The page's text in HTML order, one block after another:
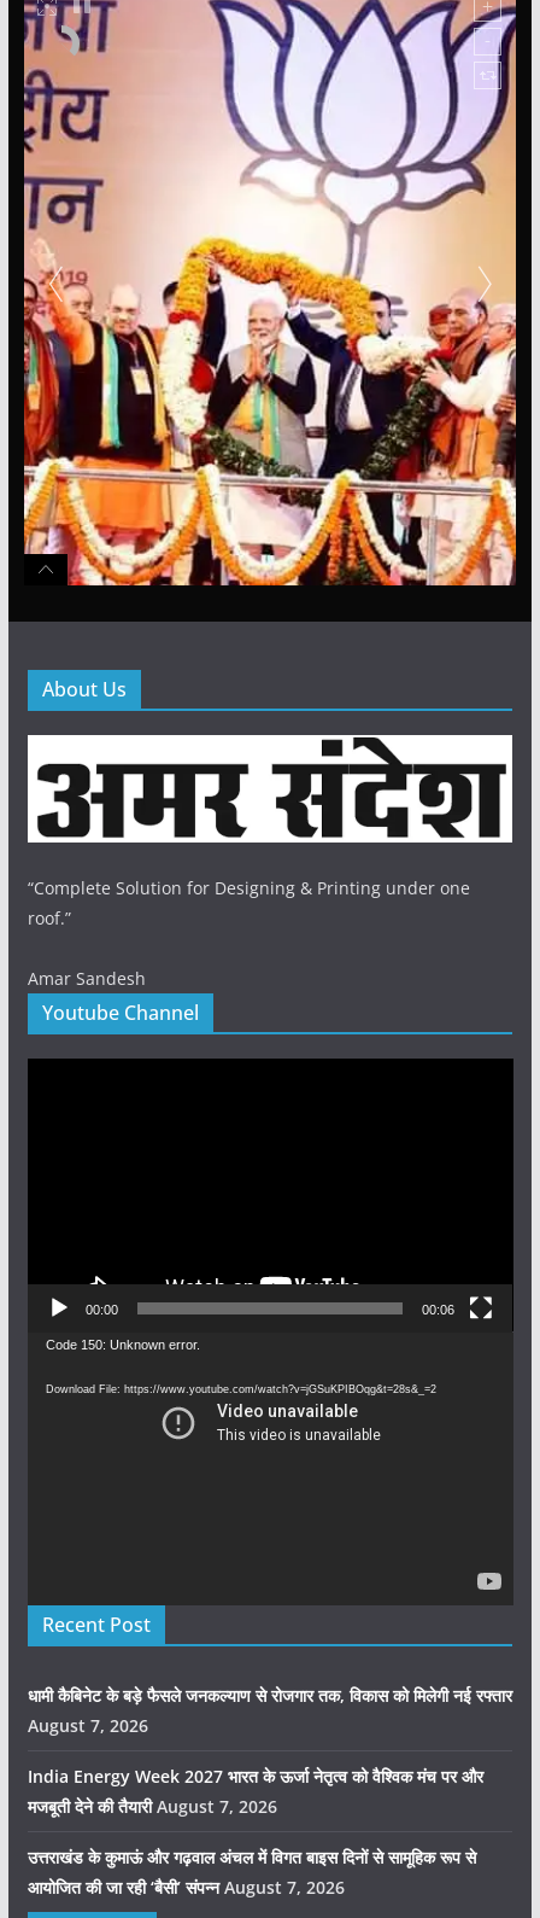
About Us
“Complete Solution for Designing & Printing under one
roof.”
Amar Sandesh
Youtube Channel
00:00 00:06
Video
Code 150: Unknown error.
Download File: https://www.youtube.com/watch?v=jGSuKPIBOqg&t=28s&_=2
Recent Post
धामी कैबिनेट के बड़े फैसले जनकल्याण से रोजगार तक, विकास को मिलेगी नई रफ्तार
August 7, 2026
India Energy Week 2027 भारत के ऊर्जा नेतृत्व को वैश्विक मंच पर और
मजबूती देने की तैयारी August 7, 2026
उत्तराखंड के कुमाऊं और गढ़वाल अंचल में विगत बाइस दिनों से सामूहिक रूप से
आयोजित की जा रही ‘बैसी’ संपन्न August 7, 2026